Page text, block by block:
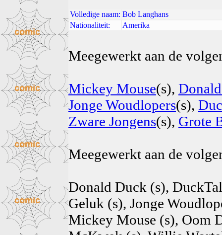
Volledige naam: Bob Langhans
Nationaliteit:
Amerika
Meegewerkt aan de
Mickey Mouse(s),
Jonge Woudlopers(s),
Zware Jongens(s), Grote
Meegewerkt aan de
Donald Duck (s),
Geluk (s), Jonge
Mickey Mouse (s), Oom